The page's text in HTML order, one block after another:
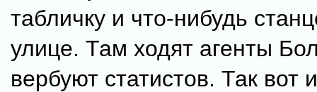
табличку и что-нибудь
улице. Там ходят агенты
вербуют статистов. Так вот